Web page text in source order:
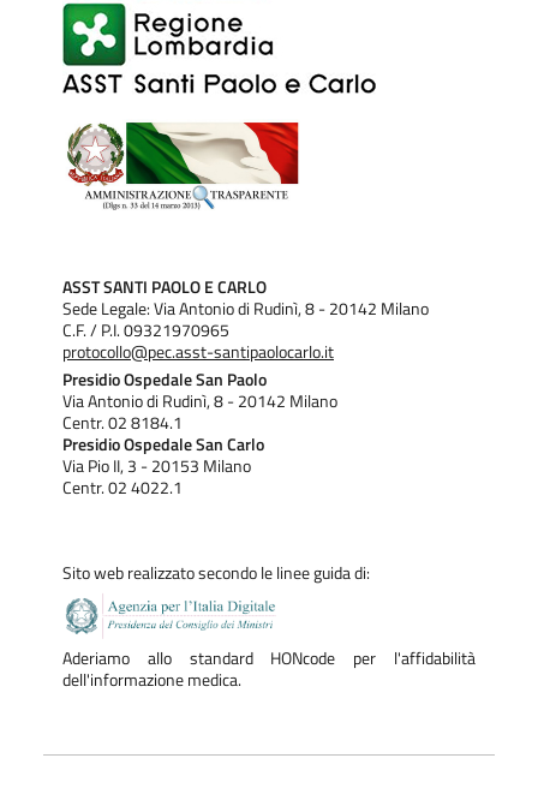
ASST SANTI PAOLO E CARLO
Sede Legale: Via Antonio di Rudinì, 8 - 20142 Milano
C.F. / P.I. 09321970965
protocollo@pec.asst-santipaolocarlo.it
Presidio Ospedale San Paolo
Via Antonio di Rudinì, 8 - 20142 Milano
Centr. 02 8184.1
Presidio Ospedale San Carlo
Via Pio II, 3 - 20153 Milano
Centr. 02 4022.1
Sito web realizzato secondo le linee guida di:
Aderiamo allo standard HONcode per l'affidabilità
dell'informazione medica.